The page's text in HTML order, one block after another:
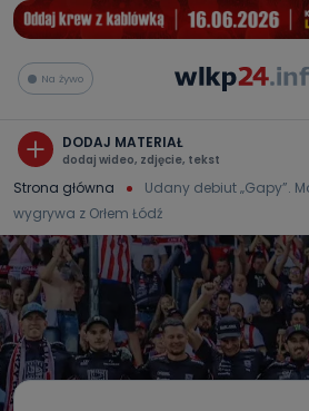
Na żywo
DODAJ MATERIAŁ
dodaj wideo, zdjęcie, tekst
Strona główna
Udany debiut „Gapy”.
wygrywa z Orłem Łódź